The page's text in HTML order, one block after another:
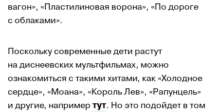
вагон», «Пластилиновая ворона», «По дороге
с облаками».
Поскольку современные дети растут
на диснеевских мультфильмах, можно
ознакомиться с такими хитами, как «Холодное
сердце», «Моана», «Король Лев», «Рапунцель»
и другие, например тут. Но это подойдет в том